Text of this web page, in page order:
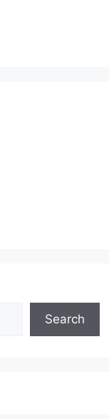
Search